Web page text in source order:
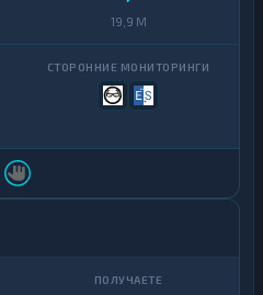
19,9 M